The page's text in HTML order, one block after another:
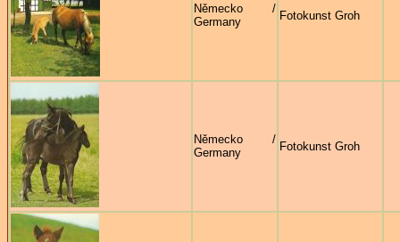
Německo /
Germany
Fotokunst Groh
Německo /
Germany
Fotokunst Groh